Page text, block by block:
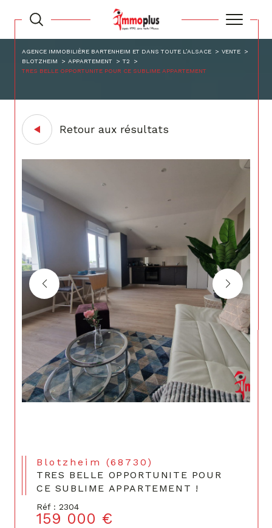
AGENCE IMMOBILIÈRE BARTENHEIM ET DANS TOUTE L’ALSACE
VENTE
BLOTZHEIM
APPARTEMENT
T2
TRES BELLE OPPORTUNITE POUR CE SUBLIME APPARTEMENT
Retour aux résultats
Blotzheim (68730)
TRES BELLE OPPORTUNITE POUR
CE SUBLIME APPARTEMENT !
Réf : 2304
159 000 €